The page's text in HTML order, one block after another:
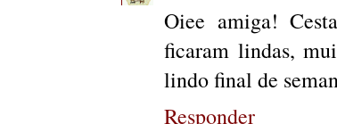
Oiee amiga!
ficaram lindas,
lindo final de
Responder